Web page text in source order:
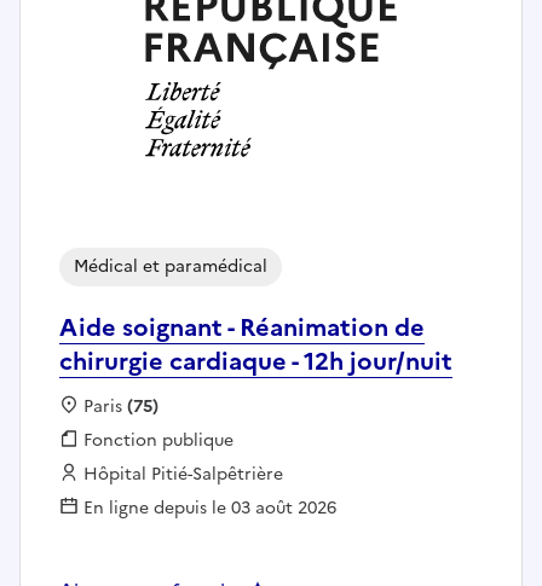
Aide soignant - Réanimation de
chirurgie cardiaque - 12h jour/nuit
Médical et paramédical
Localisation :
Paris(75)
Fonction publique :
Fonction publique
Employeur :
Hôpital Pitié-Salpêtrière
En ligne depuis le 03 août 2026